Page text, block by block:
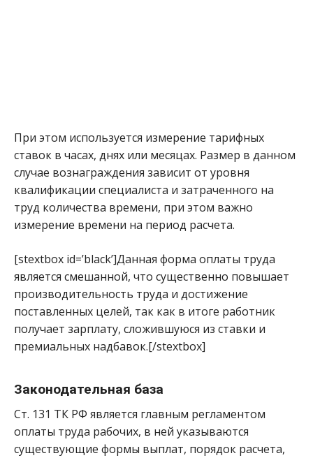
При этом используется измерение тарифных
ставок в часах, днях или месяцах. Размер в данном
случае вознаграждения зависит от уровня
квалификации специалиста и затраченного на
труд количества времени, при этом важно
измерение времени на период расчета.
[stextbox id=’black’]Данная форма оплаты труда
является смешанной, что существенно повышает
производительность труда и достижение
поставленных целей, так как в итоге работник
получает зарплату, сложившуюся из ставки и
премиальных надбавок.[/stextbox]
Законодательная база
Ст. 131 ТК РФ является главным регламентом
оплаты труда рабочих, в ней указываются
существующие формы выплат, порядок расчета,